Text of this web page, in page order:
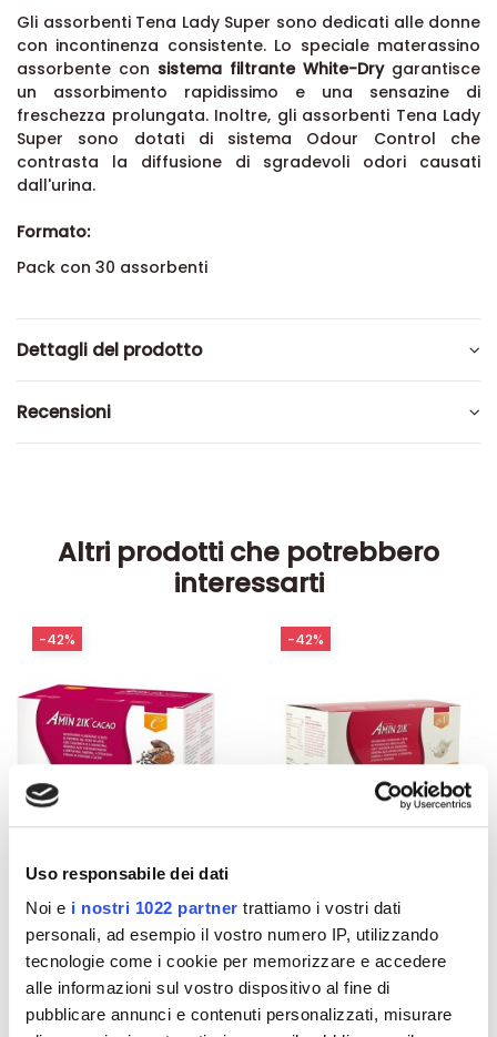
Uso responsabile dei dati
Noi e i nostri 1022 partner trattiamo i vostri dati
personali, ad esempio il vostro numero IP, utilizzando
tecnologie come i cookie per memorizzare e accedere
alle informazioni sul vostro dispositivo al fine di
pubblicare annunci e contenuti personalizzati, misurare
Gli assorbenti Tena Lady Super sono dedicati alle donne
con incontinenza consistente. Lo speciale materassino
assorbente con sistema filtrante White-Drygarantisce
un assorbimento rapidissimo e una sensazine di
freschezza prolungata. Inoltre, gli assorbenti Tena Lady
Super sono dotati di sistema Odour Control che
contrasta la diffusione di sgradevoli odori causati
dall'urina.
Formato:
Pack con 30 assorbenti
Dettagli del prodotto
Recensioni
Altri prodotti che potrebbero
interessarti
Integratori per dimagrire
Amin 21 K al cacao - 21
bustine
32,00 € 55,18 €
-42%
Integratori per dimagrire
Amin 21 K neutro
32,00 €55,18 €
-42%